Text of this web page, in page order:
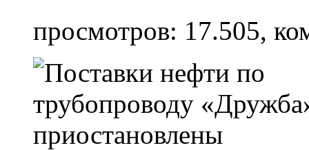
просмотров: 17.505,